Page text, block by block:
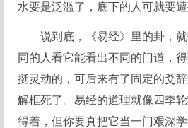
水要是泛滥了，底下的人可就要遭
说到底，《易经》里的卦，
同的人看它能看出不同的门道，
挺灵动的，可后来有了固定的爻
解框死了。易经的道理就像四季
得着，但你要真把它当一门艰深